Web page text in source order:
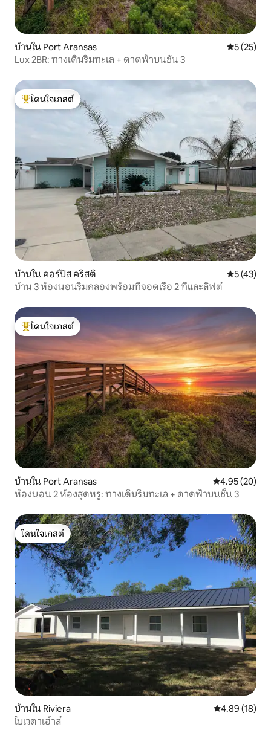
บ้านใน Port Aransas คะแนนเฉลี่
5 (25)
Lux 2BR: ทางเดินริมทะเล + ดาดฟ้าบนชั้น 3
โดนใจเกสต์ที่สุด
โดนใจเกสต์
บ้านใน คอร์ปัส คริสติ คะแนนเฉลี่
5 (43)
บ้าน 3 ห้องนอนริมคลองพร้อมที่จอดเรือ 2 ที่และลิฟต์
โดนใจเกสต์ที่สุด
โดนใจเกสต์
บ้านใน Port Aransas คะแนนเฉลี่ย
4.95 (20)
ห้องนอน 2 ห้องสุดหรู: ทางเดินริมทะเล + ดาดฟ้าบนชั้น 3
โดนใจเกสต์
โดนใจเกสต์
บ้านใน Riviera คะแนนเฉลี่ย
4.89 (18)
โบเวดาเฮ้าส์